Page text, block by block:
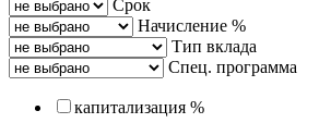
Срок
Начисление %
Тип вклада
Спец. программа
капитализация %